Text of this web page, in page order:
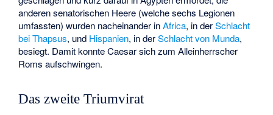
anderen senatorischen Heere (welche sechs Legionen
umfassten) wurden nacheinander inAfrica, in derSchlacht
bei Thapsus, und Hispanien, in derSchlacht von Munda,
besiegt. Damit konnte Caesar sich zum Alleinherrscher
Roms aufschwingen.
Das zweite Triumvirat